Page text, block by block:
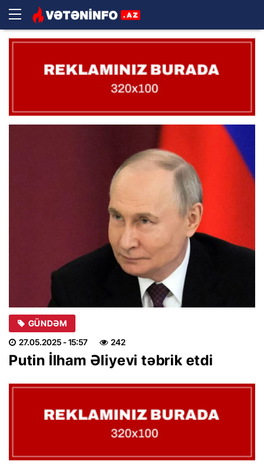
GÜNDƏM
27.05.2025- 15:57 242
Putin İlham Əliyevi təbrik etdi